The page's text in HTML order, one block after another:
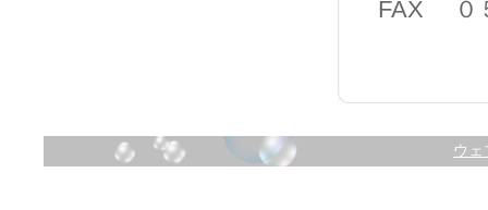
FAX ０５
ウ